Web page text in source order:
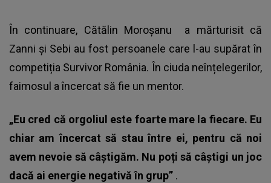
În continuare, Cătălin Moroșanu
a mărturisit că
Zanni și Sebi au fost persoanele care l-au supărat în
competiția Survivor România. În ciuda neînțelegerilor,
faimosul a încercat să fie un mentor.
„Eu cred că orgoliul este foarte mare la fiecare. Eu
chiar am încercat să stau între ei, pentru că noi
avem nevoie să câștigăm. Nu poți să câștigi un joc
dacă ai energie negativă în grup” .